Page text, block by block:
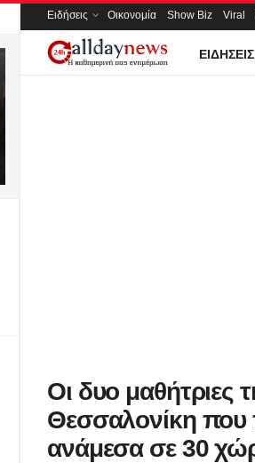
Ειδήσεις Οικονομία Show Biz Viral
ΕΙΔΉΣΕΙΣ
Οι δυο μαθήτριες
Θεσσαλονίκη που
ανάμεσα σε 30